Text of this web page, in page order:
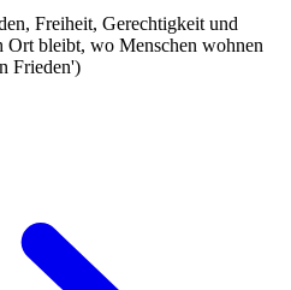
Freiheit, Gerechtigkeit und
Ort bleibt, wo Menschen wohnen
Frieden')